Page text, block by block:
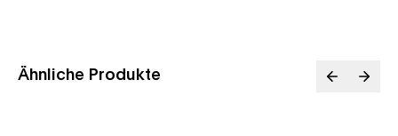
Ähnliche Produkte